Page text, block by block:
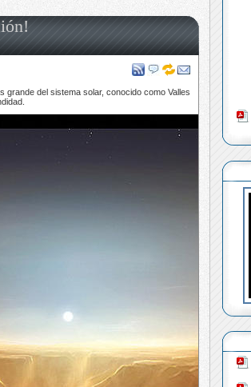
grande del sistema solar, conocido como Valles